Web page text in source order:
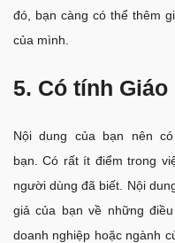
đó, bạn càng có thể thêm
của mình.
5. Có tính Giáo
Nội dung của bạn nên
bạn. Có rất ít điểm trong
người dùng đã biết. Nội
giả của bạn về những
doanh nghiệp hoặc ngành